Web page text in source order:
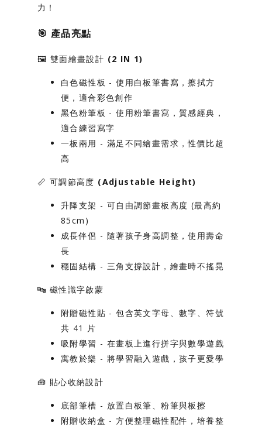
力！
🎯 產品亮點
🖼️ 雙面繪畫設計 (2 IN 1)
白色磁性板 - 使用白板筆書寫，擦拭方
便，適合彩色創作
黑色粉筆板 - 使用粉筆書寫，質感經典，
適合練習寫字
一板兩用 - 滿足不同繪畫需求，性價比超
高
📏 可調節高度 (Adjustable Height)
升降支架 - 可自由調節畫板高度 (最高約
85cm)
成長伴侶 - 隨著孩子身高調整，使用壽命
長
穩固結構 - 三角支撐設計，繪畫時不搖晃
🔤 磁性識字啟蒙
附贈磁性貼 - 包含英文字母、數字、符號
共 41 片
吸附學習 - 在畫板上進行拼字與數學遊戲
寓教於樂 - 將學習融入遊戲，孩子更愛學
🧰 貼心收納設計
底部筆槽 - 放置白板筆、粉筆與板擦
附贈收納盒 - 方便整理磁性配件，培養整